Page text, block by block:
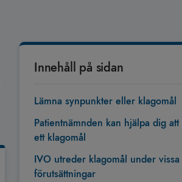
Innehåll på sidan
Lämna synpunkter eller klagomål
Patientnämnden kan hjälpa dig
ett klagomål
IVO utreder klagomål under vissa
förutsättningar